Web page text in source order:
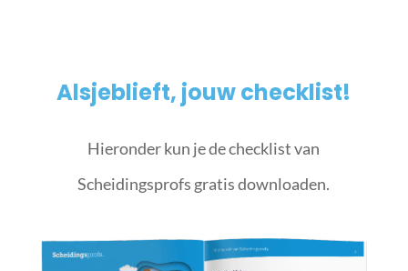
Alsjeblieft, jouw checklist!
Hieronder kun je de checklist van
Scheidingsprofs gratis downloaden.